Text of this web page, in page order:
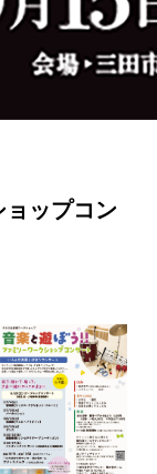
ップコン